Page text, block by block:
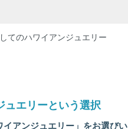
てのハワイアンジュエリー
ュエリーという選択
アンジュエリー」をお選びい